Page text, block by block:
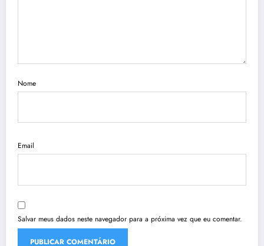
Nome
Email
Salvar meus dados neste navegador para a próxima vez que eu comentar.